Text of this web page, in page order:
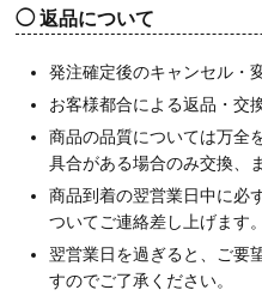
返品について
発注確定後のキャンセル・
お客様都合による返品・交
商品の品質については万全
具合がある場合のみ交換、
商品到着の翌営業日中に必
ついてご連絡差し上げます。
翌営業日を過ぎると、ご要
すのでご了承ください。